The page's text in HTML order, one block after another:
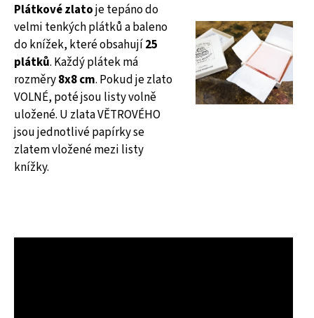
Plátkové zlatoje tepáno do
velmi tenkých plátků a baleno
do knížek, které obsahují25
plátků. Každý plátek má
rozměry8x8 cm. Pokud je zlato
VOLNÉ, poté jsou listy volně
uložené. U zlata VĚTROVÉHO
jsou jednotlivé papírky se
zlatem vložené mezi listy
knížky.